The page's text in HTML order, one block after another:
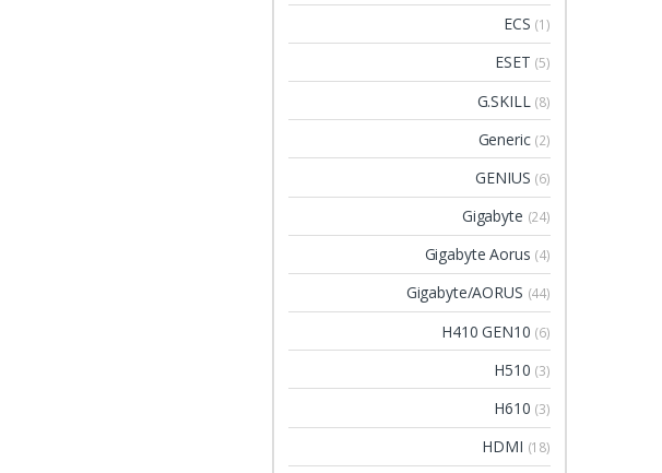
ECS (1)
ESET (5)
G.SKILL (8)
Generic (2)
GENIUS (6)
Gigabyte (24)
Gigabyte Aorus (4)
Gigabyte/AORUS (44)
H410 GEN10 (6)
H510 (3)
H610 (3)
HDMI (18)